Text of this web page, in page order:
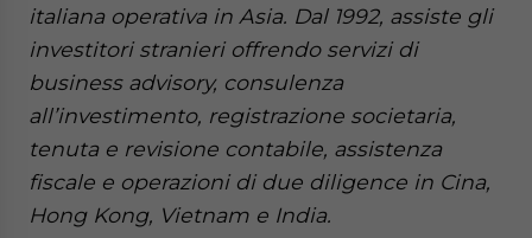
italiana operativa in Asia. Dal 1992, assiste gli
investitori stranieri offrendo servizi di
business advisory, consulenza
all’investimento, registrazione societaria,
tenuta e revisione contabile, assistenza
fiscale e operazioni di due diligence in Cina,
Hong Kong, Vietnam e India.